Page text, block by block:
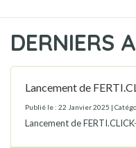
DERNIERS
Lancement de
Publié le : 22 Janvier 2025 |
Lancement de